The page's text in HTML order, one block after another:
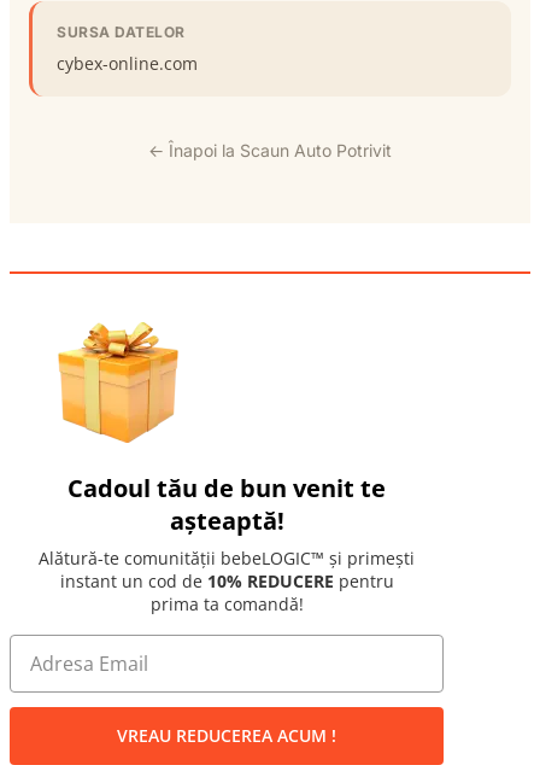
SURSA DATELOR
cybex-online.com
← Înapoi la Scaun Auto Potrivit
Cadoul tău de bun venit te
așteaptă!
Alătură-te comunității bebeLOGIC™ și primești
instant un cod de 10% REDUCERE pentru
prima ta comandă!
VREAU REDUCEREA ACUM !